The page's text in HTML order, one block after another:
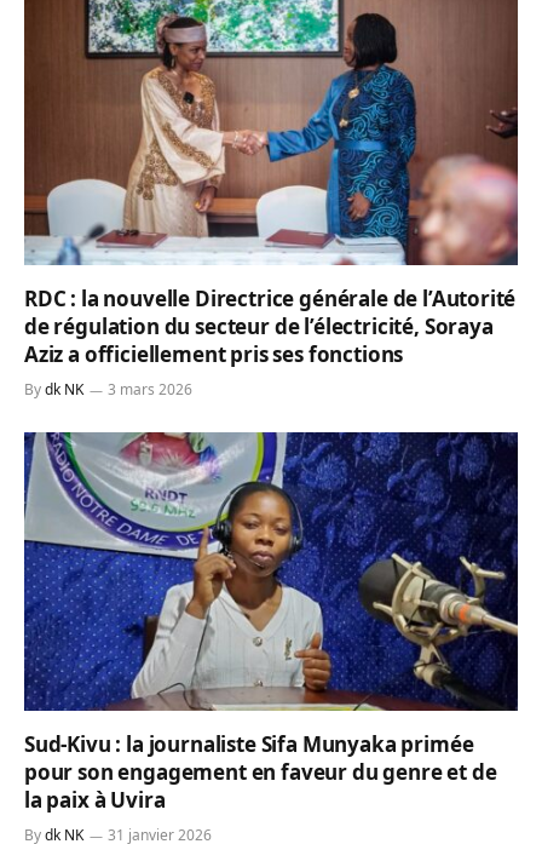
RDC : la nouvelle Directrice générale de l’Autorité
de régulation du secteur de l’électricité, Soraya
Aziz a officiellement pris ses fonctions
Bydk NK 3 mars 2026
Sud-Kivu : la journaliste Sifa Munyaka primée
pour son engagement en faveur du genre et de
la paix à Uvira
Bydk NK 31 janvier 2026